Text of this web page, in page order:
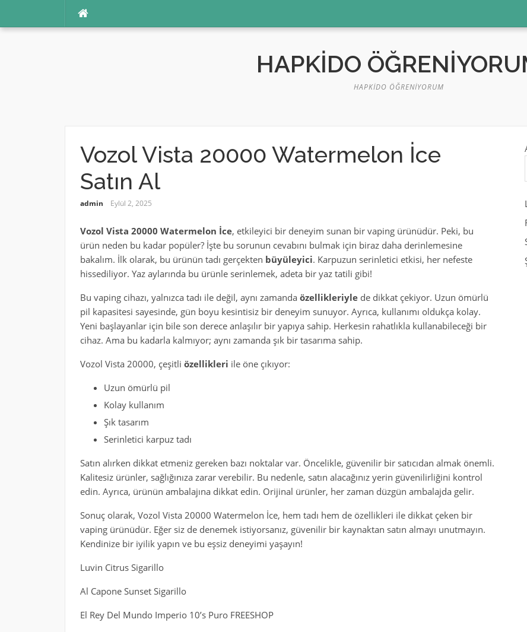
HAPKIDO
HAPKIDO ÖĞRENIYORUM
Vozol Vista 20000 Watermelon İce
Satın Al
admin Eylül 2, 2025
Vozol Vista 20000 Watermelon İce, etkileyici bir deneyim sunan bir vaping ürünüdür. Peki, bu
ürün neden bu kadar popüler? İşte bu sorunun cevabını bulmak için biraz daha derinlemesine
bakalım. İlk olarak, bu ürünün tadı gerçekten büyüleyici. Karpuzun serinletici etkisi, her nefeste
hissediliyor. Yaz aylarında bu ürünle serinlemek, adeta bir yaz tatili gibi!
Bu vaping cihazı, yalnızca tadı ile değil, aynı zamanda özellikleriylede dikkat çekiyor. Uzun ömürlü
pil kapasitesi sayesinde, gün boyu kesintisiz bir deneyim sunuyor. Ayrıca, kullanımı oldukça kolay.
Yeni başlayanlar için bile son derece anlaşılır bir yapıya sahip. Herkesin rahatlıkla kullanabileceği bir
cihaz. Ama bu kadarla kalmıyor; aynı zamanda şık bir tasarıma sahip.
Vozol Vista 20000, çeşitli özellikleri ile öne çıkıyor:
Uzun ömürlü pil
Kolay kullanım
Şık tasarım
Serinletici karpuz tadı
Satın alırken dikkat etmeniz gereken bazı noktalar var. Öncelikle, güvenilir bir satıcıdan almak önemli.
Kalitesiz ürünler, sağlığınıza zarar verebilir. Bu nedenle, satın alacağınız yerin güvenilirliğini kontrol
edin. Ayrıca, ürünün ambalajına dikkat edin. Orijinal ürünler, her zaman düzgün ambalajda gelir.
Sonuç olarak, Vozol Vista 20000 Watermelon İce, hem tadı hem de özellikleri ile dikkat çeken bir
vaping ürünüdür. Eğer siz de denemek istiyorsanız, güvenilir bir kaynaktan satın almayı unutmayın.
Kendinize bir iyilik yapın ve bu eşsiz deneyimi yaşayın!
Luvin Citrus Sigarillo
Al Capone Sunset Sigarillo
El Rey Del Mundo Imperio 10’s Puro FREESHOP